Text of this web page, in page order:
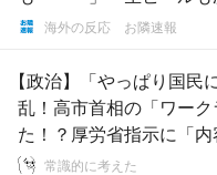
はマジで違うｗｗｗめ
海外の反応 お隣速報
【政治】「やっぱり国
乱！高市首相の「ワー
た！？厚労省指示に「
な声常識的に考えた